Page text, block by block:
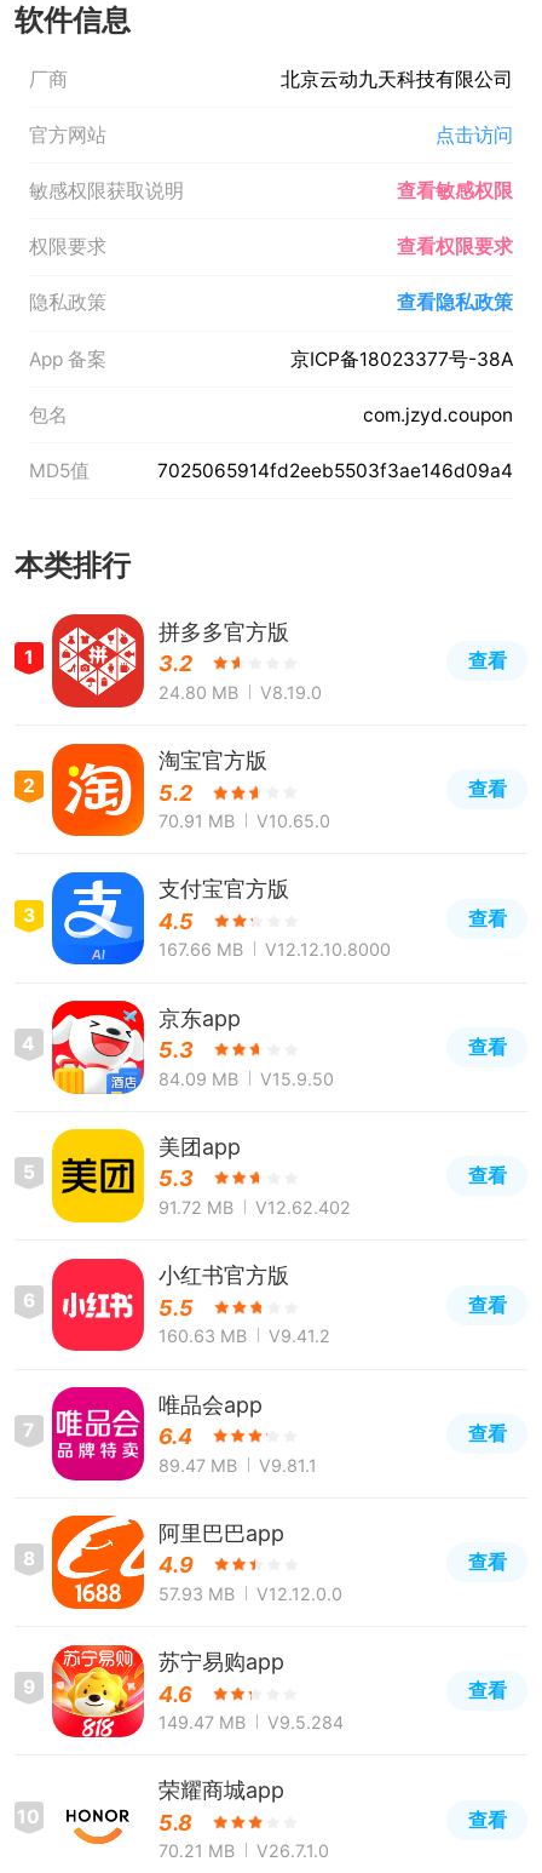
软件信息
厂商 北京云动九天科技有限公司
官方网站 点击访问
敏感权限获取说明 查看敏感权限
权限要求 查看权限要求
隐私政策 查看隐私政策
App 备案 京ICP备18023377号-38A
包名 com.jzyd.coupon
MD5值 7025065914fd2eeb5503f3ae146d09a4
本类排行
1
拼多多官方版
3.2
24.80 MB V8.19.0
查看
2
淘宝官方版
5.2
70.91 MB V10.65.0
查看
3
支付宝官方版
4.5
167.66 MB V12.12.10.8000
查看
4
京东app
5.3
84.09 MB V15.9.50
查看
5
美团app
5.3
91.72 MB V12.62.402
查看
6
小红书官方版
5.5
160.63 MB V9.41.2
查看
7
唯品会app
6.4
89.47 MB V9.81.1
查看
8
阿里巴巴app
4.9
57.93 MB V12.12.0.0
查看
9
苏宁易购app
4.6
149.47 MB V9.5.284
查看
10
荣耀商城app
5.8
70.21 MB V26.7.1.0
查看